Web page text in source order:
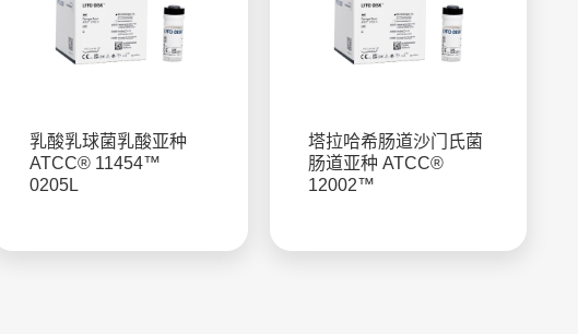
乳酸乳球菌乳酸亚种
ATCC® 11454™
0205L
塔拉哈希肠道沙门氏菌
肠道亚种 ATCC®
12002™